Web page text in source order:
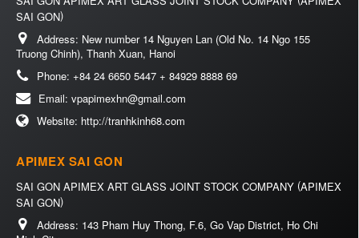
SAI GON)
Address: New number 14 Nguyen Lan (Old No. 14 Ngo 155
Truong Chinh), Thanh Xuan, Hanoi
Phone: +84 24 6650 5447 + 84929 8888 69
Email: vpapimexhn@gmail.com
Website: http://tranhkinh68.com
APIMEX SAI GON
SAI GON APIMEX ART GLASS JOINT STOCK COMPANY (APIMEX
SAI GON)
Address: 143 Pham Huy Thong, F.6, Go Vap District, Ho Chi